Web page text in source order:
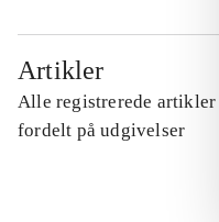
Artikler
Alle registrerede artikler
fordelt på udgivelser